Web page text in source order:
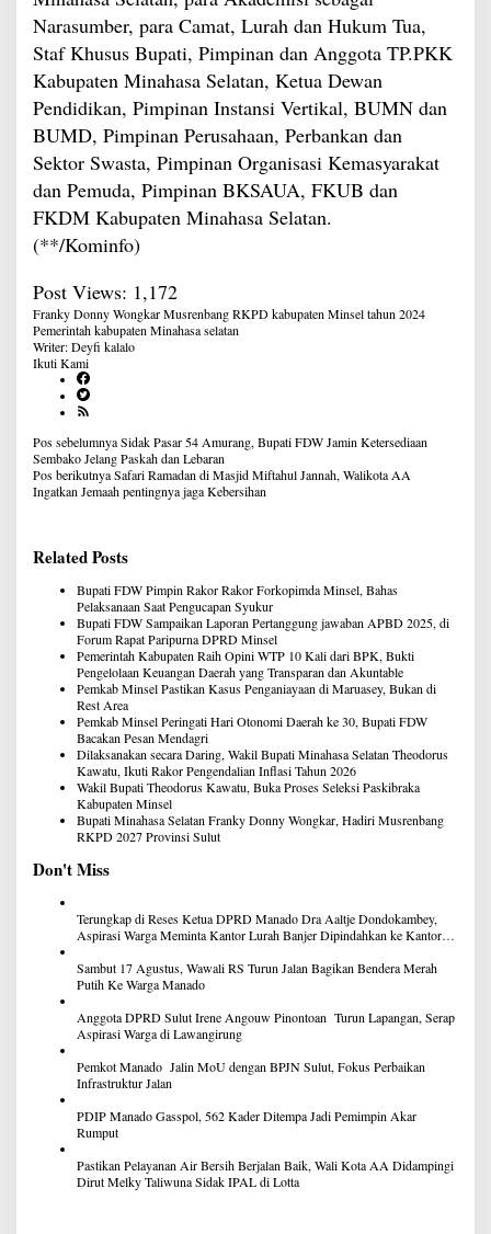
Narasumber, para Camat, Lurah dan Hukum Tua,
Staf Khusus Bupati, Pimpinan dan Anggota TP.PKK
Kabupaten Minahasa Selatan, Ketua Dewan
Pendidikan, Pimpinan Instansi Vertikal, BUMN dan
BUMD, Pimpinan Perusahaan, Perbankan dan
Sektor Swasta, Pimpinan Organisasi Kemasyarakat
dan Pemuda, Pimpinan BKSAUA, FKUB dan
FKDM Kabupaten Minahasa Selatan.
(**/Kominfo)
Post Views: 1,172
Franky Donny WongkarMusrenbang RKPD kabupaten Minsel tahun 2024
Pemerintah kabupaten Minahasa selatan
Writer: Deyfi kalalo
Ikuti Kami
Navigasi
pos
Pos sebelumnyaSidak Pasar 54 Amurang, Bupati FDW Jamin Ketersediaan
Sembako Jelang Paskah dan Lebaran
Pos berikutnyaSafari Ramadan di Masjid Miftahul Jannah, Walikota AA
Ingatkan Jemaah pentingnya jaga Kebersihan
Related Posts
Bupati FDW Pimpin Rakor Rakor Forkopimda Minsel, Bahas
Pelaksanaan Saat Pengucapan Syukur
Bupati FDW Sampaikan Laporan Pertanggung jawaban APBD 2025, di
Forum Rapat Paripurna DPRD Minsel
Pemerintah Kabupaten Raih Opini WTP 10 Kali dari BPK, Bukti
Pengelolaan Keuangan Daerah yang Transparan dan Akuntable
Pemkab Minsel Pastikan Kasus Penganiayaan di Maruasey, Bukan di
Rest Area
Pemkab Minsel Peringati Hari Otonomi Daerah ke 30, Bupati FDW
Bacakan Pesan Mendagri
Dilaksanakan secara Daring, Wakil Bupati Minahasa Selatan Theodorus
Kawatu, Ikuti Rakor Pengendalian Inflasi Tahun 2026
Wakil Bupati Theodorus Kawatu, Buka Proses Seleksi Paskibraka
Kabupaten Minsel
Bupati Minahasa Selatan Franky Donny Wongkar, Hadiri Musrenbang
RKPD 2027 Provinsi Sulut
Don't Miss
Terungkap di Reses Ketua DPRD Manado Dra Aaltje Dondokambey,
Aspirasi Warga Meminta Kantor Lurah Banjer Dipindahkan ke Kantor
Sambut 17 Agustus, Wawali RS Turun Jalan Bagikan Bendera Merah
Putih Ke Warga Manado
Anggota DPRD Sulut Irene Angouw Pinontoan Turun Lapangan, Serap
Aspirasi Warga di Lawangirung
Pemkot Manado Jalin MoU dengan BPJN Sulut, Fokus Perbaikan
Infrastruktur Jalan
PDIP Manado Gasspol, 562 Kader Ditempa Jadi Pemimpin Akar
Rumput
Pastikan Pelayanan Air Bersih Berjalan Baik, Wali Kota AA Didampingi
Dirut Melky Taliwuna Sidak IPAL di Lotta